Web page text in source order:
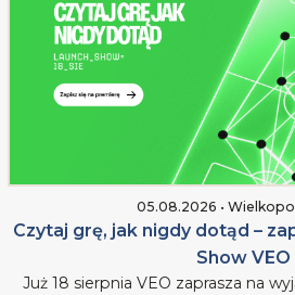
05.08.2026 •
Czytaj grę, jak nigdy dotąd –
Show VEO
Już 18 sierpnia VEO zaprasza na